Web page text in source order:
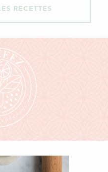
RECETTES